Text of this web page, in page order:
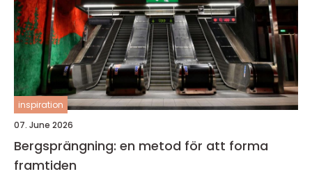
inspiration
07. June 2026
Bergsprängning: en metod för att forma
framtiden